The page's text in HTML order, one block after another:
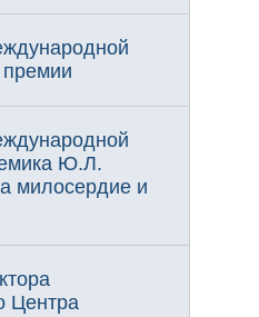
премии
Ю.Л.
милосердие и
Центра